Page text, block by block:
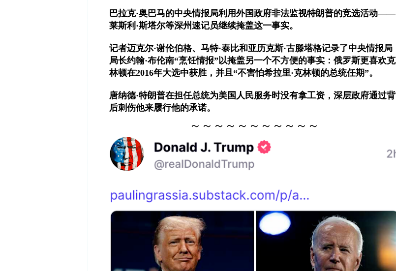
巴拉克·奥巴马的中央情报局利用外国政府非法监视特朗普的竞选活动——
莱斯利·斯塔尔等深州速记员继续掩盖这一事实。
记者迈克尔·谢伦伯格、马特·泰比和亚历克斯·古滕塔格记录了中央情报局
局长约翰·布伦南“烹饪情报”以掩盖另一个不方便的事实：俄罗斯更喜欢克
林顿在2016年大选中获胜，并且“不害怕希拉里·克林顿的总统任期”。
唐纳德·特朗普在担任总统为美国人民服务时没有拿工资，深层政府通过背
后刺伤他来履行他的承诺。
～～～～～～～～～～～